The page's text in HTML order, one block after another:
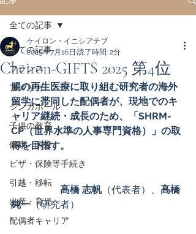
全ての記事
フランス
アメリカ
シンガポール
子供の教育
健康・医療
ビザ・保険等手続き
引越・移転
出産・育児
配偶者キャリア
全ての記事
Cheiron-GIFTS 2025 第4位
ケイロン・イニシアチブ
2025年7月16日 読了時間: 2分
腸の再生医療に取り組む研究者の海外
留学に帯同した配偶者が、現地でのキ
ャリア継続・成長のため、「SHRM-
CP（世界水準の人事専門資格）」の取
得を目指す。
髙橋 志帆（代表者）、 髙橋
純一（研究者）